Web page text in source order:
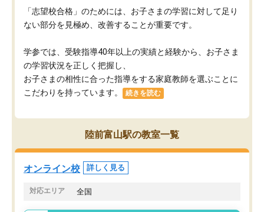
「志望校合格」のためには、お子さまの学習に対して足り
ない部分を見極め、改善することが重要です。
学参では、受験指導40年以上の実績と経験から、お子さま
の学習状況を正しく把握し、
お子さまの相性に合った指導をする家庭教師を選ぶことに
こだわりを持っています。
続きを読む
陸前富山駅の教室一覧
オンライン校 詳しく見る
対応エリア 全国